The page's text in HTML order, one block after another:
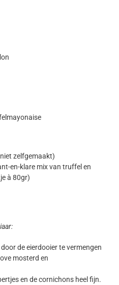
zelfgemaakt)
en-klare mix van truffel en
à 80gr)
de eierdooier te vermengen
mosterd en
en de cornichons heel fijn.